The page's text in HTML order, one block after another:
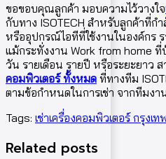
ขอขอบคุณลูกค้า มอบความไว้วางใจ
กับทาง ISOTECH สำหรับลูกค้าที่กำ
หรืออุปกรณ์ไอทีที่ใช้งานในองค์กร
แม้กระทั่งงาน Work from home ที่
วัน รายเดือน รายปี หรือระยะยาว
คอมพิวเตอร์ ทั้งหมด ที่ทางทีม
ตามข้อกำหนดในการเช่า จากทีมงา
Tags: เช่าเครื่องคอมพิวเตอร์ กรุงเท
Related posts